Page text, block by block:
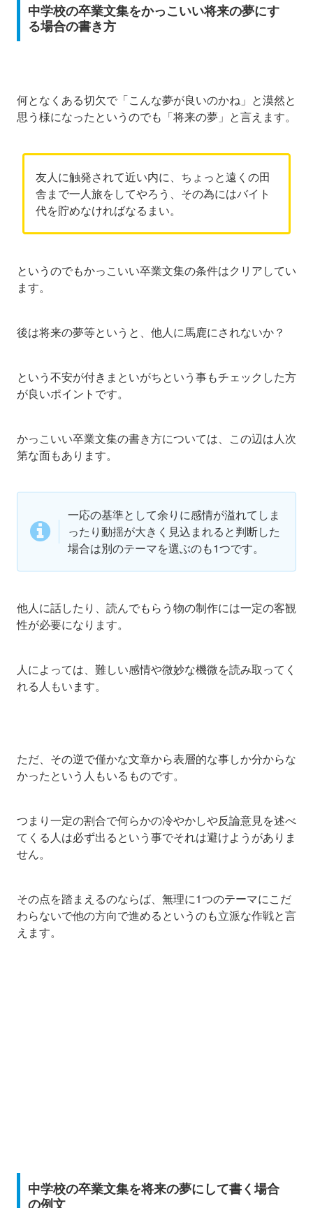
中学校の卒業文集をかっこいい将来の夢にす
る場合の書き方
何となくある切欠で「こんな夢が良いのかね」と漠然と
思う様になったというのでも「将来の夢」と言えます。
友人に触発されて近い内に、ちょっと遠くの田
舎まで一人旅をしてやろう、その為にはバイト
代を貯めなければなるまい。
というのでもかっこいい卒業文集の条件はクリアしてい
ます。
後は将来の夢等というと、他人に馬鹿にされないか？
という不安が付きまといがちという事もチェックした方
が良いポイントです。
かっこいい卒業文集の書き方については、この辺は人次
第な面もあります。
一応の基準として余りに感情が溢れてしま
ったり動揺が大きく見込まれると判断した
場合は別のテーマを選ぶのも1つです。
他人に話したり、読んでもらう物の制作には一定の客観
性が必要になります。
人によっては、難しい感情や微妙な機微を読み取ってく
れる人もいます。
ただ、その逆で僅かな文章から表層的な事しか分からな
かったという人もいるものです。
つまり一定の割合で何らかの冷やかしや反論意見を述べ
てくる人は必ず出るという事でそれは避けようがありま
せん。
その点を踏まえるのならば、無理に1つのテーマにこだ
わらないで他の方向で進めるというのも立派な作戦と言
えます。
中学校の卒業文集を将来の夢にして書く場合
の例文